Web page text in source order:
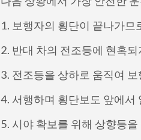
1. 보행자의 횡단이 끝나가므
2. 반대 차의 전조등에 현혹
3. 전조등을 상하로 움직여
4. 서행하며 횡단보도 앞에서
5. 시야 확보를 위해 상향등